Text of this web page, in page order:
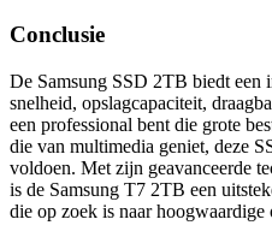
Conclusie
De Samsung SSD 2TB biedt een
snelheid, opslagcapaciteit,
een professional bent die grote
die van multimedia geniet, deze
voldoen. Met zijn geavanceerde
is de Samsung T7 2TB een
die op zoek is naar hoogwaardige